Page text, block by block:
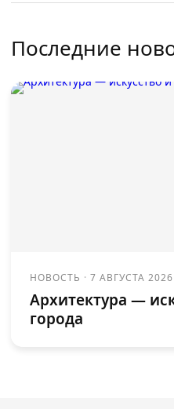
Последние
НОВОСТЬ ·7 АВГУСТА 2026
Архитектура —
города